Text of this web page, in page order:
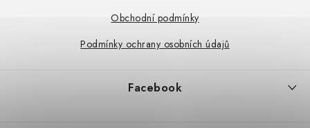
Obchodní podmínky
Podmínky ochrany osobních údajů
Facebook